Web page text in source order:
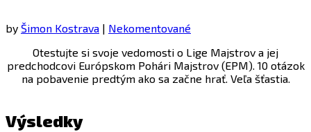
by Šimon Kostrava | Nekomentované
Otestujte si svoje vedomosti o Lige Majstrov a jej
predchodcovi Európskom Pohári Majstrov (EPM). 10 otázok
na pobavenie predtým ako sa začne hrať. Veľa šťastia.
Výsledky